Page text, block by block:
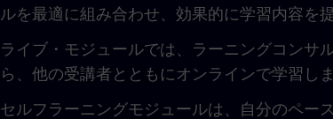
ルを最適に組み合わせ、効果的に学習内容を
ライブ・モジュールでは、ラーニングコンサ
ら、他の受講者とともにオンラインで学習し
セルフラーニングモジュールは、自分のペー